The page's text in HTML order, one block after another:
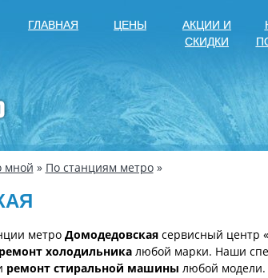
ГЛАВНАЯ ЦЕНЫ
АКЦИИ И
СКИДКИ
мной » По станциям метро»
метро Домодедовскаясервисный центр
ремонт холодильникалюбой марки. Наши
ремонт стиральной машины любой модели.